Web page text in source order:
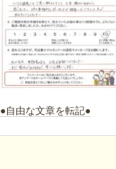
●自由な文章を転記●